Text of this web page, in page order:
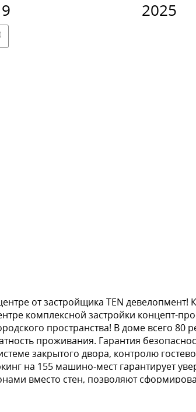
2025
от застройщика TEN девелопмент!
комплексной застройки концепт-
пространства! В доме всего 80
проживания. Гарантия
закрытого двора, контролю
на 155 машино-мест гарантирует
вместо стен, позволяют
высотой 3,6 м станут идеальным
и забронировать квартиру!